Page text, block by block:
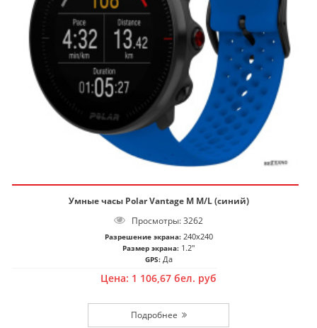
Умные часы Polar Vantage M M/L (синий)
Просмотры: 3262
Разрешение экрана: 240x240
Размер экрана: 1.2"
GPS: Да
Цена: 1 106,67 бел. руб